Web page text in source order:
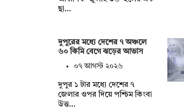
ছা…
দুপুরের মধ্যে দেশের ৭ অঞ্চলে
৬০ কিমি বেগে ঝড়ের আভাস
০৭ আগস্ট ২০২৬
দুপুর ১ টার মধ্যে দেশের ৭
জেলার ওপর দিয়ে পশ্চিম কিংবা
উত্ত…